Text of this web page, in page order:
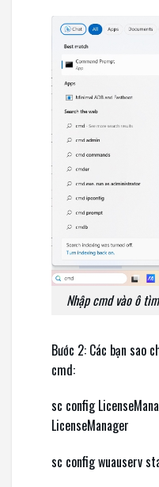
Nhập cmd vào ô
Bước 2: Các bạn sao
cmd:
sc config
LicenseManager
sc config wuauserv